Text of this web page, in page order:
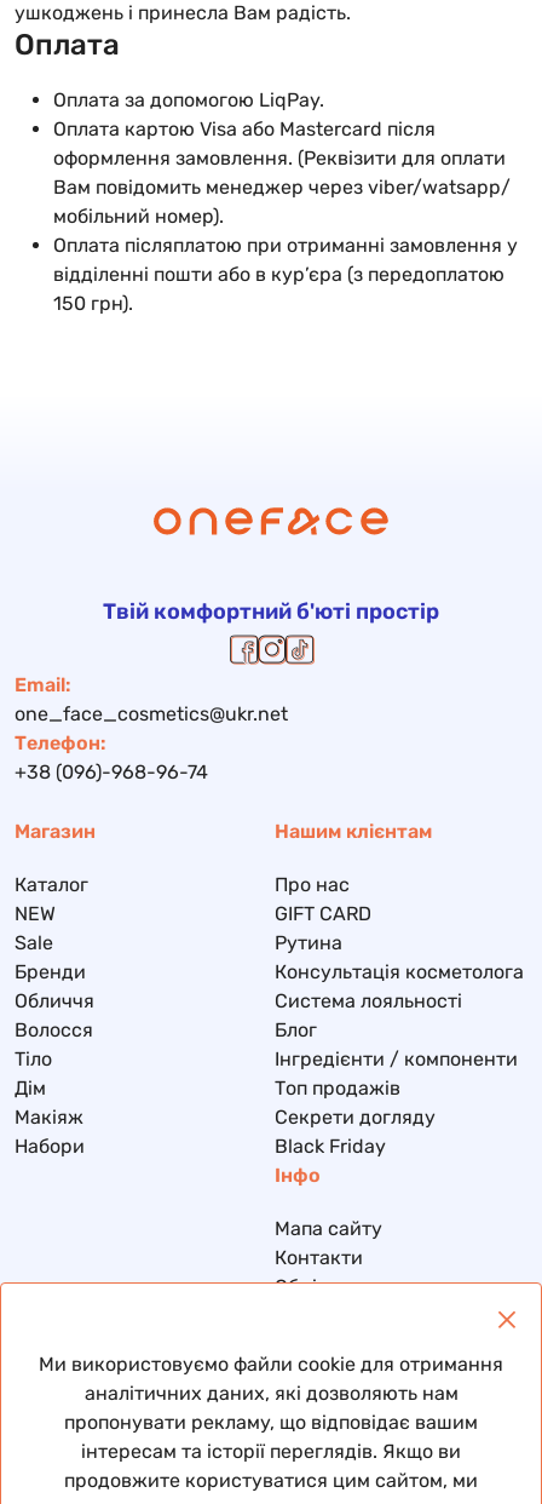
ушкоджень і принесла Вам радість.
Оплата
Оплата за допомогою LiqPay.
Оплата картою Visa або Mastercard після
оформлення замовлення. (Реквізити для оплати
Вам повідомить менеджер через viber/watsapp/
мобільний номер).
Оплата післяплатою при отриманні замовлення у
відділенні пошти або в кур’єра (з передоплатою
150 грн).
Твій комфортний б'юті простір
Email:
one_face_cosmetics@ukr.net
Телефон:
+38 (096)-968-96-74
Магазин
Каталог
NEW
Sale
Бренди
Обличчя
Волосся
Тіло
Дім
Макіяж
Набори
Нашим клієнтам
Про нас
GIFT CARD
Рутина
Консультація косметолога
Система лояльності
Блог
Інгредієнти / компоненти
Топ продажів
Секрети догляду
Black Friday
Інфо
Мапа сайту
Контакти
Обмін та повернення
Договір публічної оферти
Ми використовуємо файли cookie для отримання
аналітичних даних, які дозволяють нам
пропонувати рекламу, що відповідає вашим
інтересам та історії переглядів. Якщо ви
продовжите користуватися цим сайтом, ми